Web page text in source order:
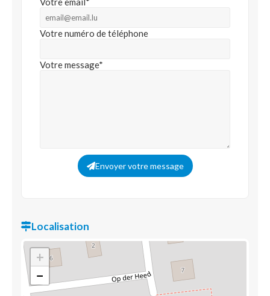
Votre numéro de téléphone
Votre message*
Envoyer votre message
Localisation
+
−